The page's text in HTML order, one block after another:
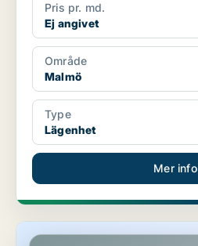
Pris pr. md.
Ej angivet
Område
Malmö
Type
Lägenhet
Mer info
Lägenhet i Malmö